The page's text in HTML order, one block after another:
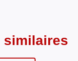
similaires